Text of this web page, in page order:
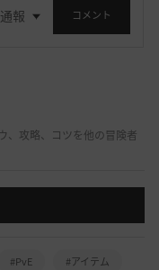
通報 コメント
、攻略、コツを他の冒険者
#PvE
#アイテム